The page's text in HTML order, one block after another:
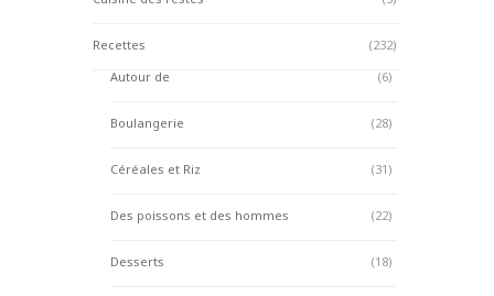
Recettes
(232)
Autour de
(6)
Boulangerie (28)
Céréales et Riz (31)
Des poissons et des hommes (22)
Desserts (18)